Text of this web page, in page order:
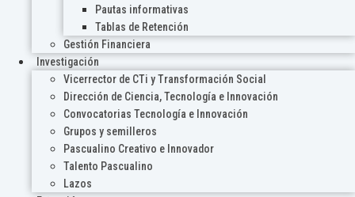
Pautas informativas
Tablas de Retención
Gestión Financiera
Investigación
Vicerrector de CTi y Transformación Social
Dirección de Ciencia, Tecnología e Innovación
Convocatorias Tecnología e Innovación
Grupos y semilleros
Pascualino Creativo e Innovador
Talento Pascualino
Lazos